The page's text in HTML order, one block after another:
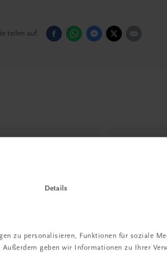
Details
zu personalisieren, Funktionen für soziale
geben wir Informationen zu Ihrer
teilen auf: